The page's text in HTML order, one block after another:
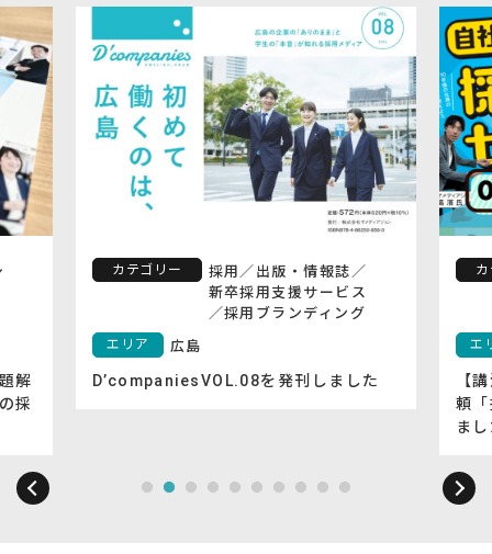
解
採
カテゴリー 採用 ／ 出版・情報誌 ／
新卒採用支援サービス
／採用ブランディング
エリア 広島
D’companiesVOL.08を発刊しました
エ
【
頼
ま